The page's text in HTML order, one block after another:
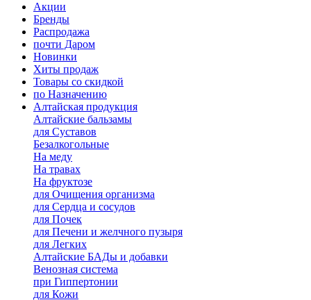
Акции
Бренды
Распродажа
почти Даром
Новинки
Хиты продаж
Товары со скидкой
по Назначению
Алтайская продукция
Алтайские бальзамы
для Суставов
Безалкогольные
На меду
На травах
На фруктозе
для Очищения организма
для Сердца и сосудов
для Почек
для Печени и желчного пузыря
для Легких
Алтайские БАДы и добавки
Венозная система
при Гиппертонии
для Кожи